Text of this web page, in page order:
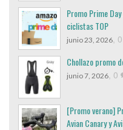
Promo Prime
ciclistas TOP
junio 23, 2026, 0
Chollazo promo
junio 7, 2026, 0
[Promo verano]
Avian Canary y